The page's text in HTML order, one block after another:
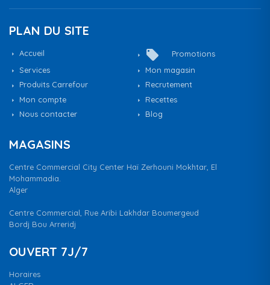
PLAN DU SITE
Accueil local_offer
Promotions
Services
Mon magasin
Produits Carrefour
Recrutement
Mon compte
Recettes
Nous contacter
Blog
MAGASINS
Centre Commercial City Center Haï Zerhouni Mokhtar, El
Mohammadia.
Alger
Centre Commercial, Rue Aribi Lakhdar Boumergeud
Bordj Bou Arreridj
OUVERT 7J/7
Horaires